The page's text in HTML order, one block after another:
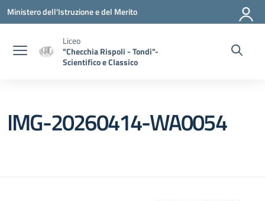
Vai ai contenuti
Vai al menu di navigazione
Vai al footer
Ministero dell'Istruzione e del Merito
Liceo
"Checchia Rispoli - Tondi"-
Scientifico e Classico
IMG-20260414-WA0054